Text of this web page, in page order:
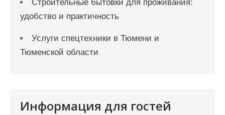
Строительные бытовки для проживания:
удобство и практичность
Услуги спецтехники в Тюмени и
Тюменской области
Информация для гостей